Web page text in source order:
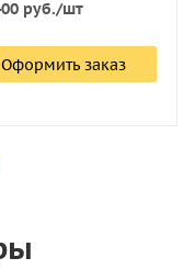
руб./шт
Оформить заказ